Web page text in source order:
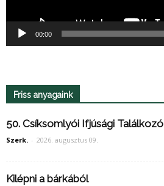
00:00
Friss anyagaink
50. Csíksomlyói Ifjúsági Találkozó
Szerk. - 2026. augusztus 09.
Kilépni a bárkából